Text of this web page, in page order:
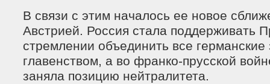
В связи с этим началось ее новое
Австрией. Россия стала поддерживать
стремлении объединить все
главенством, а во франко-прусской
заняла позицию нейтралитета.